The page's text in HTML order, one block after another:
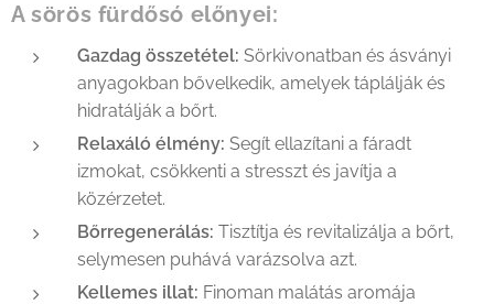
A sörös fürdősó előnyei:
Gazdag összetétel: Sörkivonatban és ásványi
anyagokban bővelkedik, amelyek táplálják és
hidratálják a bőrt.
Relaxáló élmény: Segít ellazítani a fáradt
izmokat, csökkenti a stresszt és javítja a
közérzetet.
Bőrregenerálás: Tisztítja és revitalizálja a bőrt,
selymesen puhává varázsolva azt.
Kellemes illat: Finoman malátás aromája